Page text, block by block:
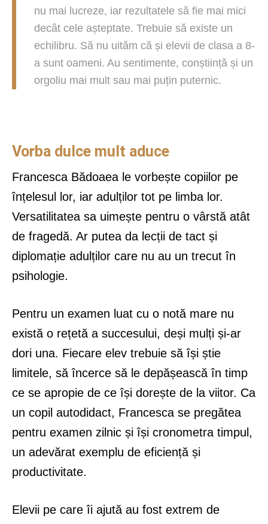
nu mai lucreze, iar rezultatele să fie mai mici
decât cele așteptate. Trebuie să existe un
echilibru. Să nu uităm că și elevii de clasa a 8-
a sunt oameni. Au sentimente, conștiință și un
orgoliu mai mult sau mai puțin puternic.
Vorba dulce mult aduce
Francesca Bădoaea le vorbește copiilor pe
înțelesul lor, iar adulților tot pe limba lor.
Versatilitatea sa uimește pentru o vârstă atât
de fragedă. Ar putea da lecții de tact și
diplomație adulților care nu au un trecut în
psihologie.
Pentru un examen luat cu o notă mare nu
există o rețetă a succesului, deși mulți și-ar
dori una. Fiecare elev trebuie să își știe
limitele, să încerce să le depășească în timp
ce se apropie de ce își dorește de la viitor. Ca
un copil autodidact, Francesca se pregătea
pentru examen zilnic și își cronometra timpul,
un adevărat exemplu de eficiență și
productivitate.
Elevii pe care îi ajută au fost extrem de